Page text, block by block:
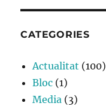
CATEGORIES
Actualitat (100)
Bloc (1)
Media (3)